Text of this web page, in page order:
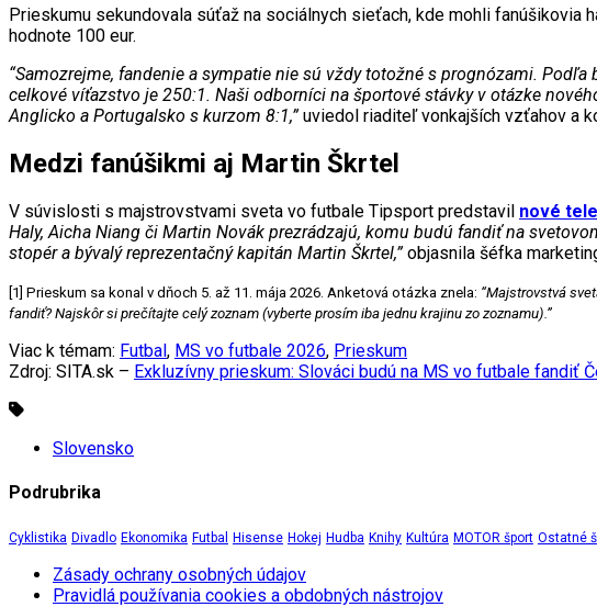
Prieskumu sekundovala súťaž na sociálnych sieťach, kde mohli
hodnote 100 eur.
“Samozrejme, fandenie a sympatie nie sú vždy totožné s prognózami.
celkové víťazstvo je 250:1. Naši odborníci na športové stávky v otázke
Anglicko a Portugalsko s kurzom 8:1,”uviedol riaditeľ vonkajších vzťahov a
Medzi fanúšikmi aj Martin Škrtel
V súvislosti s majstrovstvami sveta vo futbale Tipsport predstavil nové
Haly, Aicha Niang či Martin Novák prezrádzajú, komu budú fandiť na
stopér a bývalý reprezentačný kapitán Martin Škrtel,”objasnila šéfka
[1] Prieskum sa konal v dňoch 5. až 11. mája 2026. Anketová otázka znela: “Majstrovstvá
fandiť? Najskôr si prečítajte celý zoznam (vyberte prosím iba jednu krajinu zo zoznamu).”
Viac k témam: Futbal, MS vo futbale 2026, Prieskum
Zdroj: SITA.sk – Exkluzívny prieskum: Slováci budú na MS vo futbale fandiť
Slovensko
Podrubrika
Cyklistika Divadlo Ekonomika Futbal Hisense Hokej Hudba Knihy Kultúra MOTOR šport Ostatné
Zásady ochrany osobných údajov
Pravidlá používania cookies a obdobných nástrojov